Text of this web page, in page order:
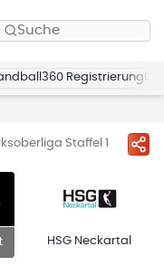
Suche
Registrierung
Staffel 1
HSG Neckartal